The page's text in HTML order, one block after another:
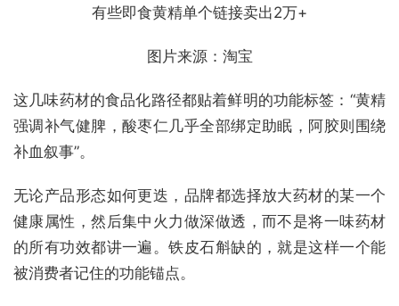
有些即食黄精单个链接卖出2万+
图片来源：淘宝
这几味药材的食品化路径都贴着鲜明的功能标签：“黄精
强调补气健脾，酸枣仁几乎全部绑定助眠，阿胶则围绕
补血叙事”。
无论产品形态如何更迭，品牌都选择放大药材的某一个
健康属性，然后集中火力做深做透，而不是将一味药材
的所有功效都讲一遍。铁皮石斛缺的，就是这样一个能
被消费者记住的功能锚点。